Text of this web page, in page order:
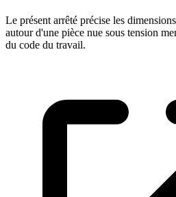
Le présent arrêté précise les
autour d'une pièce nue sous tension
du code du travail.